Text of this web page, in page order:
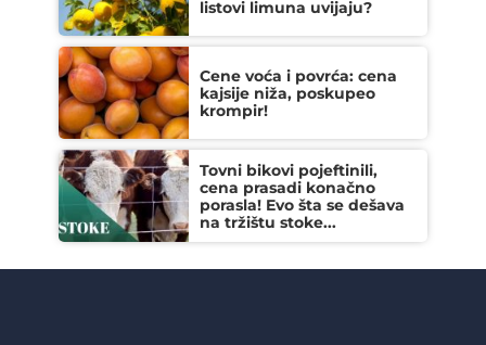
listovi limuna uvijaju?
Cene voća i povrća: cena
kajsije niža, poskupeo
krompir!
Tovni bikovi pojeftinili,
cena prasadi konačno
porasla! Evo šta se dešava
na tržištu stoke...